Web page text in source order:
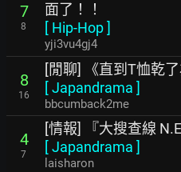
7
8
面了！！
[ Hip-Hop]
yji3vu4gj4
8
16
[閒聊] 《直到T恤乾
[Japandrama ]
bbcumback2me
4
7
[情報] 『大搜查線
[Japandrama ]
laisharon